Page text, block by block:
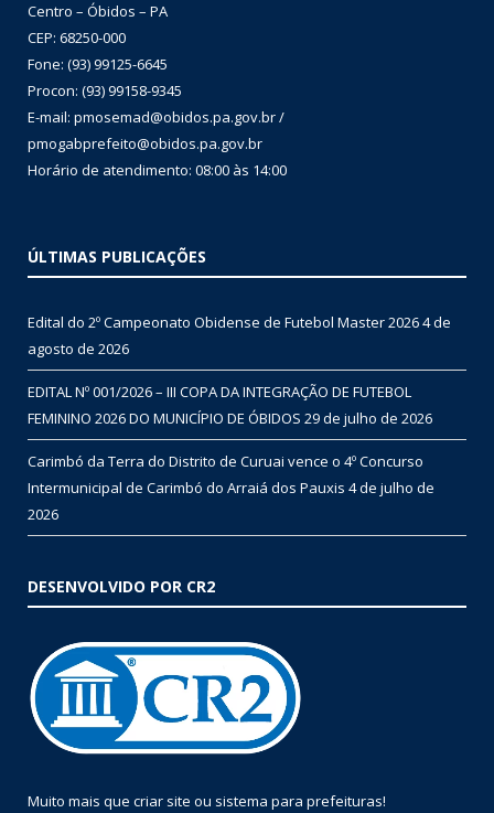
Centro – Óbidos – PA
CEP: 68250-000
Fone: (93) 99125-6645
Procon: (93) 99158-9345
E-mail: pmosemad@obidos.pa.gov.br /
pmogabprefeito@obidos.pa.gov.br
Horário de atendimento: 08:00 às 14:00
ÚLTIMAS PUBLICAÇÕES
Edital do 2º Campeonato Obidense de Futebol Master 20264 de
agosto de 2026
EDITAL Nº 001/2026 – III COPA DA INTEGRAÇÃO DE FUTEBOL
FEMININO 2026 DO MUNICÍPIO DE ÓBIDOS 29 de julho de 2026
Carimbó da Terra do Distrito de Curuai vence o 4º Concurso
Intermunicipal de Carimbó do Arraiá dos Pauxis 4 de julho de
2026
DESENVOLVIDO POR CR2
Muito mais que criar site ou sistema para prefeituras!